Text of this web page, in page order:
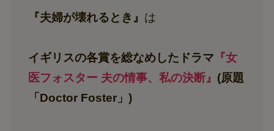
『夫婦が壊れるとき』 は
イギリスの各賞を総なめしたドラマ 『女
医フォスター 夫の情事、私の決断』 (原題
「Doctor Foster」)